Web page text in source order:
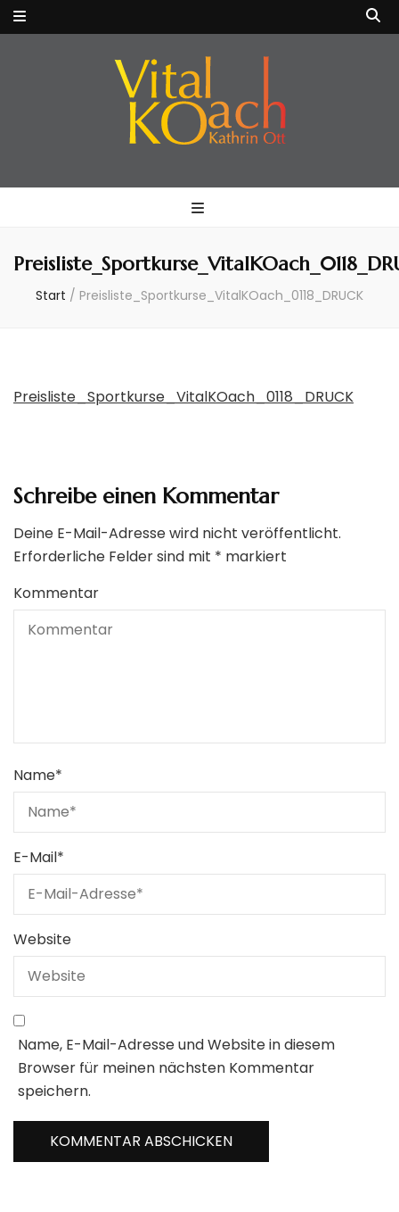
VitalKOach
Kathrin Ott
Start / Preisliste_Sportkurse_VitalKOach_0118_DRUCK
Preisliste_Sportkurse_VitalKOach_0118_DRUCK
Schreibe einen Kommentar
Deine E-Mail-Adresse wird nicht veröffentlicht.
Erforderliche Felder sind mit * markiert
Kommentar
Name*
E-Mail*
Website
Name, E-Mail-Adresse und Website in diesem
Browser für meinen nächsten Kommentar
speichern.